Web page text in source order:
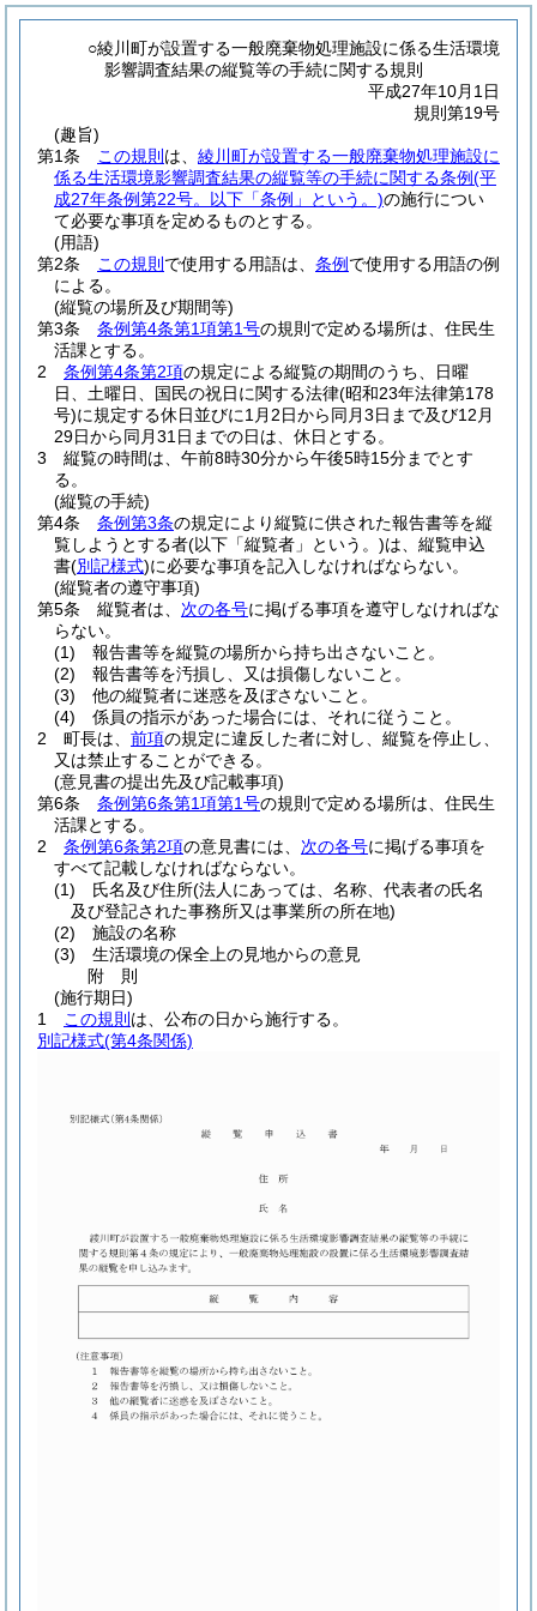
○綾川町が設置する一般廃棄物処理施設に係る生活環境
影響調査結果の縦覧等の手続に関する規則
平成27年10月1日
規則第19号
(趣旨)
第1条
この規則 は、 綾川町が設置する一般廃棄物処理施設に
係る生活環境影響調査結果の縦覧等の手続に関する条例(平
成27年条例第22号。以下「条例」という。)の施行につい
て必要な事項を定めるものとする。
(用語)
第2条
この規則 で使用する用語は、 条例 で使用する用語の例
による。
(縦覧の場所及び期間等)
第3条
条例第4条第1項第1号の規則で定める場所は、住民生
活課とする。
2
条例第4条第2項の規定による縦覧の期間のうち、日曜
日、土曜日、国民の祝日に関する法律(昭和23年法律第178
号)に規定する休日並びに1月2日から同月3日まで及び12月
29日から同月31日までの日は、休日とする。
3
縦覧の時間は、午前8時30分から午後5時15分までとす
る。
(縦覧の手続)
第4条
条例第3条の規定により縦覧に供された報告書等を縦
覧しようとする者(以下「縦覧者」という。)は、縦覧申込
書(別記様式)に必要な事項を記入しなければならない。
(縦覧者の遵守事項)
第5条
縦覧者は、 次の各号に掲げる事項を遵守しなければな
らない。
(1)
報告書等を縦覧の場所から持ち出さないこと。
(2)
報告書等を汚損し、又は損傷しないこと。
(3)
他の縦覧者に迷惑を及ぼさないこと。
(4)
係員の指示があった場合には、それに従うこと。
2
町長は、 前項の規定に違反した者に対し、縦覧を停止し、
又は禁止することができる。
(意見書の提出先及び記載事項)
第6条
条例第6条第1項第1号の規則で定める場所は、住民生
活課とする。
2
条例第6条第2項の意見書には、 次の各号に掲げる事項を
すべて記載しなければならない。
(1)
氏名及び住所(法人にあっては、名称、代表者の氏名
及び登記された事務所又は事業所の所在地)
(2)
施設の名称
(3)
生活環境の保全上の見地からの意見
附 則
(施行期日)
1
この規則 は、公布の日から施行する。
別記様式(第4条関係)